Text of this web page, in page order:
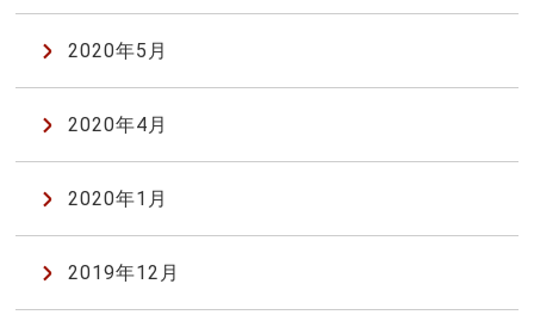
2020年5月
2020年4月
2020年1月
2019年12月